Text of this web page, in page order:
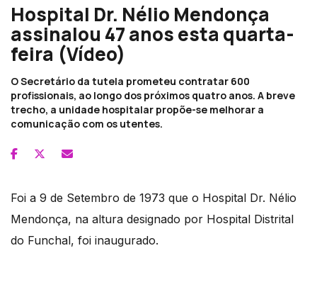
Hospital Dr. Nélio Mendonça
assinalou 47 anos esta quarta-
feira (Vídeo)
O Secretário da tutela prometeu contratar 600
profissionais, ao longo dos próximos quatro anos. A breve
trecho, a unidade hospitalar propõe-se melhorar a
comunicação com os utentes.
Foi a 9 de Setembro de 1973 que o Hospital Dr. Nélio
Mendonça, na altura designado por Hospital Distrital
do Funchal, foi inaugurado.